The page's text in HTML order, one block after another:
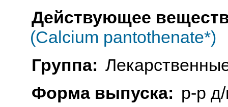
Действующее
(Calcium pantothenate*)
Группа:
Форма выпуска: р-р